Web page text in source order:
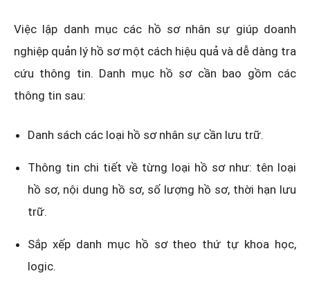
Việc lập danh mục các hồ sơ nhân sự giúp doanh
nghiệp quản lý hồ sơ một cách hiệu quả và dễ dàng tra
cứu thông tin. Danh mục hồ sơ cần bao gồm các
thông tin sau:
Danh sách các loại hồ sơ nhân sự cần lưu trữ.
Thông tin chi tiết về từng loại hồ sơ như: tên loại
hồ sơ, nội dung hồ sơ, số lượng hồ sơ, thời hạn lưu
trữ.
Sắp xếp danh mục hồ sơ theo thứ tự khoa học,
logic.